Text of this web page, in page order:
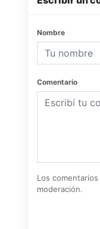
Nombre
Comentario
Los
moderación.